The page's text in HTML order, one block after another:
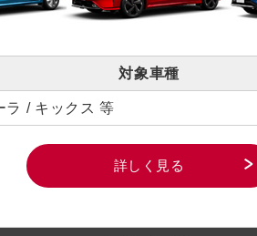
お客さま本位
金融商品販売
日産ピーズフ
ルノーNT販
対象車種
ラ / キックス 等
詳しく見る